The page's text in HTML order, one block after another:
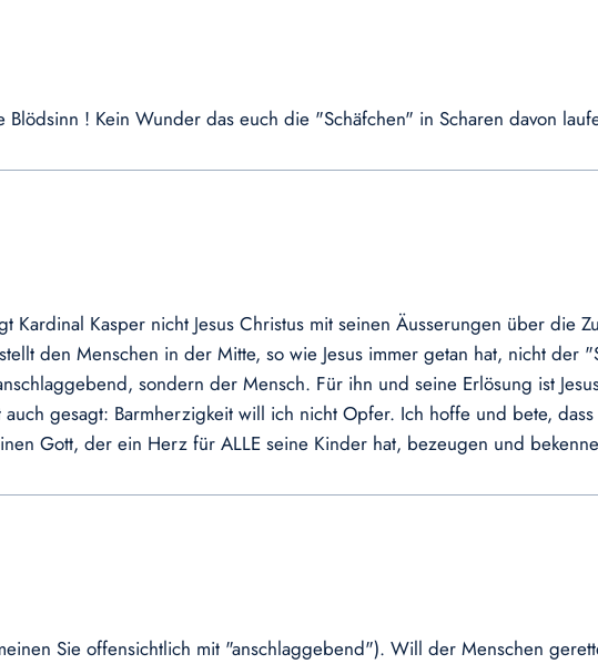
! Kein Wunder das euch die "Schäfchen" in Scharen davon
Kasper nicht Jesus Christus mit seinen Äusserungen über die
den Menschen in der Mitte, so wie Jesus immer getan hat, nicht der
sondern der Mensch. Für ihn und seine Erlösung ist
gesagt: Barmherzigkeit will ich nicht Opfer. Ich hoffe und bete,
Gott, der ein Herz für ALLE seine Kinder hat, bezeugen und
Sie offensichtlich mit "anschlaggebend"). Will der Menschen